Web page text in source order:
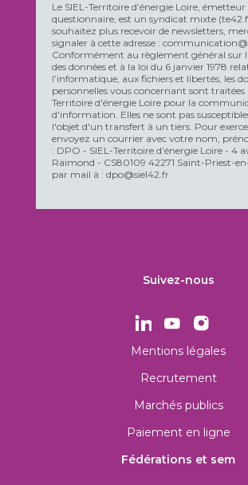
Le SIEL-Territoire d’énergie Loire, émetteur
questionnaire, est un syndicat mixte
souhaitez plus recevoir de newsletters,
signaler à cette adresse :
Conformément au règlement général sur
des données et à la loi du 6 janvier 1978
l’informatique, aux fichiers et libertés, les
personnelles vous concernant sont traitées
Territoire d'énergie Loire pour la
d'information. Elles ne sont pas
l'objet d'un transfert à un tiers. Pour
envoyez un courrier avec votre nom,
: DPO - SIEL-Territoire d’énergie Loire - 4
Raimond - CS80109 42271 Saint-Priest-
par mail à : dpo@siel42.fr
Suivez-nous
Mentions légales
Recrutement
Marchés publics
Paiement en ligne
Fédérations et sem